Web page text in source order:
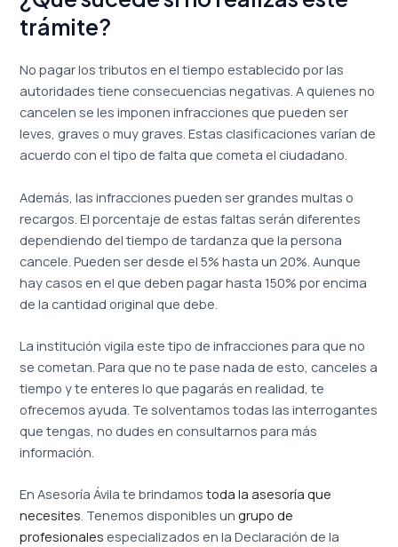
trámite?
No pagar los tributos en el tiempo establecido por las
autoridades tiene consecuencias negativas. A quienes no
cancelen se les imponen infracciones que pueden ser
leves, graves o muy graves. Estas clasificaciones varían de
acuerdo con el tipo de falta que cometa el ciudadano.
Además, las infracciones pueden ser grandes multas o
recargos. El porcentaje de estas faltas serán diferentes
dependiendo del tiempo de tardanza que la persona
cancele. Pueden ser desde el 5% hasta un 20%. Aunque
hay casos en el que deben pagar hasta 150% por encima
de la cantidad original que debe.
La institución vigila este tipo de infracciones para que no
se cometan. Para que no te pase nada de esto, canceles a
tiempo y te enteres lo que pagarás en realidad, te
ofrecemos ayuda. Te solventamos todas las interrogantes
que tengas, no dudes en consultarnos para más
información.
En Asesoría Ávila te brindamostoda la asesoría que
necesites. Tenemos disponibles ungrupo de
profesionales especializados en la Declaración de la